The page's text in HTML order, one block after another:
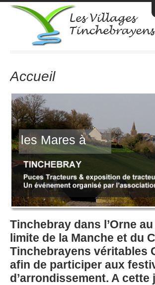
Accueil
les Mares à
Tinchebray dans l’Orne
limite de la Manche et du
Tinchebrayens véritables
afin de participer aux
d’arrondissement. A